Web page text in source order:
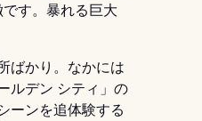
す。暴れる巨大
ばかり。なかには
ルデン シティ」の
ーンを追体験する